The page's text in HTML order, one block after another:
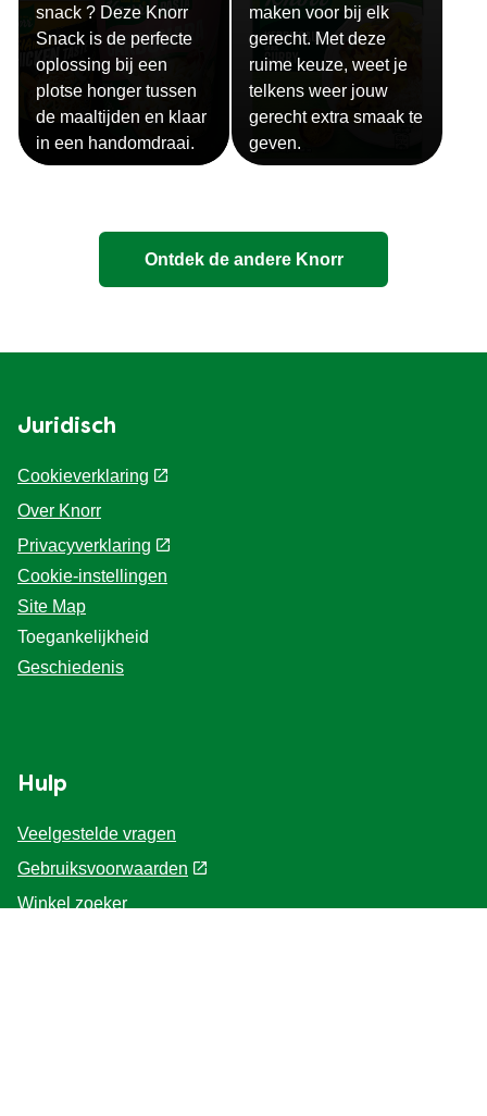
snack ? Deze Knorr
Snack is de perfecte
oplossing bij een
plotse honger tussen
de maaltijden en klaar
in een handomdraai.
maken voor bij elk
gerecht. Met deze
ruime keuze, weet je
telkens weer jouw
gerecht extra smaak te
geven.
Ontdek de andere Knorr
Juridisch
Cookieverklaring
Over Knorr
Privacyverklaring
Cookie-instellingen
Site Map
Toegankelijkheid
Geschiedenis
Hulp
Veelgestelde vragen
Gebruiksvoorwaarden
Winkel zoeker